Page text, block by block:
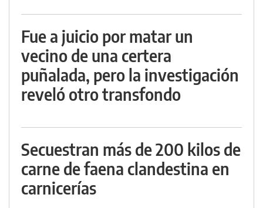
Fue a juicio por matar un
vecino de una certera
puñalada, pero la investigación
reveló otro transfondo
Secuestran más de 200 kilos de
carne de faena clandestina en
carnicerías